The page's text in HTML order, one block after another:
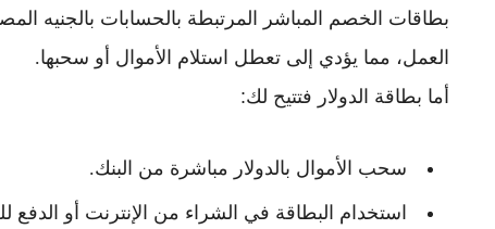
العمل، مما يؤدي إلى تعطل استلام الأموال أو سحبها.
أما بطاقة الدولار فتتيح لك:
سحب الأموال بالدولار مباشرة من البنك.
استخدام البطاقة في الشراء من الإنترنت أو الدفع